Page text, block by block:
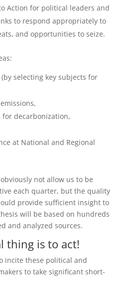
Action for political leaders and
to respond appropriately to
and opportunities to seize.
selecting key subjects for
for decarbonization,
at National and Regional
not allow us to be
each quarter, but the quality
provide sufficient insight to
will be based on hundreds
and analyzed sources.
thing is to act!
incite these political and
to take significant short-